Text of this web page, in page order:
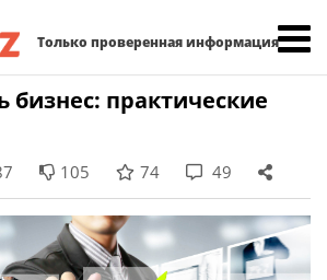
Только проверенная информация
бизнес: практические
105 74 49